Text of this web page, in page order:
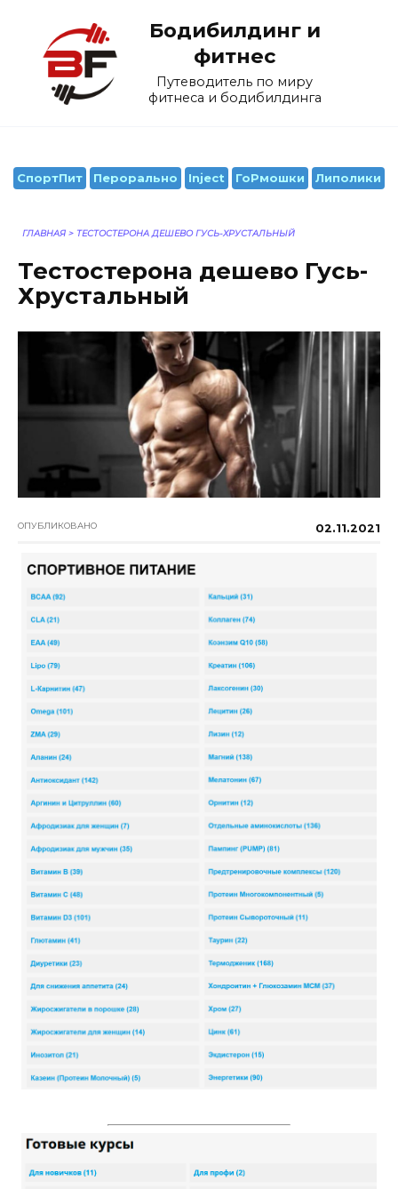
содержанию
Бодибилдинг и
фитнес
Путеводитель по миру
фитнеса и бодибилдинга
СпортПит Перорально Inject ГоРмошки Липолики
ГЛАВНАЯ > ТЕСТОСТЕРОНА ДЕШЕВО ГУСЬ-ХРУСТАЛЬНЫЙ
Тестостерона дешево Гусь-
Хрустальный
ОПУБЛИКОВАНО 02.11.2021